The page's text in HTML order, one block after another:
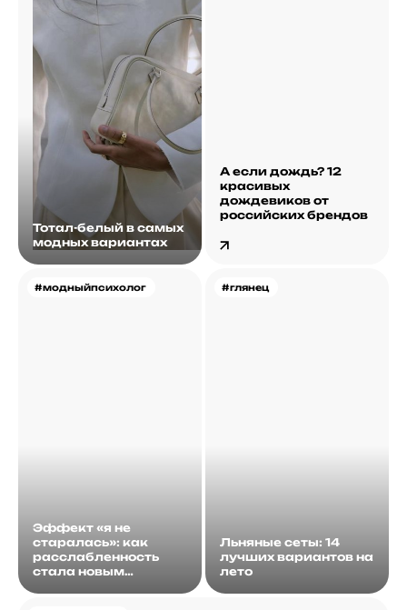
Тотал-белый в самых
модных вариантах
А если дождь? 12
красивых
дождевиков от
российских брендов
#модныйпсихолог
Эффект «я не
старалась»: как
расслабленность
стала новым
#глянец
Льняные сеты: 14
лучших вариантов на
лето